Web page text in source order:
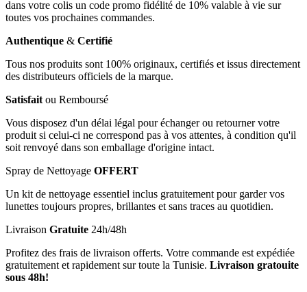
dans votre colis un code promo fidélité de 10% valable à vie sur
toutes vos prochaines commandes.
Authentique & Certifié
Tous nos produits sont 100% originaux, certifiés et issus directement
des distributeurs officiels de la marque.
Satisfait ou Remboursé
Vous disposez d'un délai légal pour échanger ou retourner votre
produit si celui-ci ne correspond pas à vos attentes, à condition qu'il
soit renvoyé dans son emballage d'origine intact.
Spray de Nettoyage OFFERT
Un kit de nettoyage essentiel inclus gratuitement pour garder vos
lunettes toujours propres, brillantes et sans traces au quotidien.
Livraison Gratuite 24h/48h
Profitez des frais de livraison offerts. Votre commande est expédiée
gratuitement et rapidement sur toute la Tunisie. Livraison gratouite
sous 48h!